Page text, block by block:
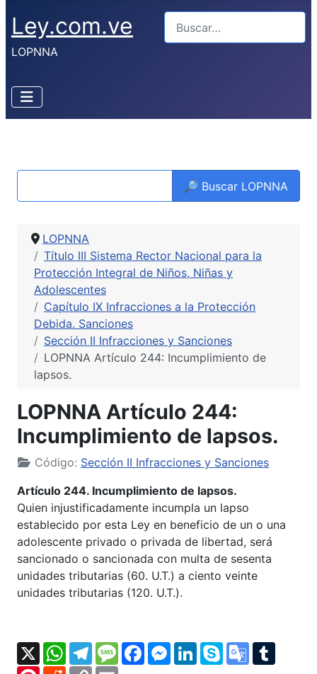
Ley.com.ve
LOPNNA
🔎 Buscar LOPNNA
LOPNNA
Título III Sistema Rector Nacional para la
Protección Integral de Niños, Niñas y
Adolescentes
Capítulo IX Infracciones a la Protección
Debida. Sanciones
Sección II Infracciones y Sanciones
LOPNNA Artículo 244: Incumplimiento de
lapsos.
LOPNNA Artículo 244:
Incumplimiento de lapsos.
Código: Sección II Infracciones y Sanciones
Artículo 244. Incumplimiento de lapsos.
Quien injustificadamente incumpla un lapso
establecido por esta Ley en beneficio de un o una
adolescente privado o privada de libertad, será
sancionado o sancionada con multa de sesenta
unidades tributarias (60. U.T.) a ciento veinte
unidades tributarias (120. U.T.).
X WhatsApp
TelegramMessageFacebook
Messenger
LinkedInSkypeGoogle